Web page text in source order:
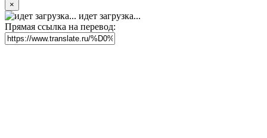
×
идет загрузка...
Прямая ссылка на перевод: